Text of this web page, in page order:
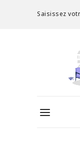
Saisissez